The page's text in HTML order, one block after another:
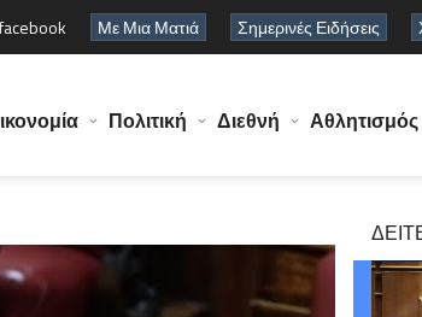
facebook Με Μια Ματιά Σημερινές Ειδήσεις
Πολιτική Διεθνή Αθλητισμός